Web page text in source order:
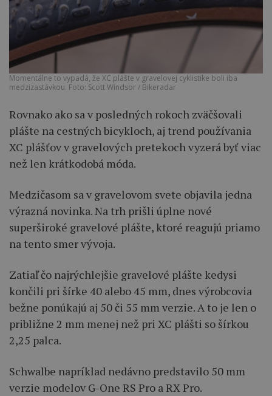
Momentálne to vypadá, že XC plášte v gravelovej cyklistike boli iba
medzizastávkou. Foto: Scott Windsor / Bikeradar
Rovnako ako sa v posledných rokoch zväčšovali
plášte na cestných bicykloch, aj trend používania
XC plášťov v gravelových pretekoch vyzerá byť viac
než len krátkodobá móda.
Medzičasom sa v gravelovom svete objavila jedna
výrazná novinka. Na trh prišli úplne nové
superširoké gravelové plášte, ktoré reagujú priamo
na tento smer vývoja.
Zatiaľ čo najrýchlejšie gravelové plášte kedysi
končili pri šírke 40 alebo 45 mm, dnes výrobcovia
bežne ponúkajú aj 50 či 55 mm verzie. A to je len o
približne 2 mm menej než pri XC plášti so šírkou
2,25 palca.
Schwalbe napríklad nedávno predstavilo 50 mm
verzie modelov G-One RS Pro a RX Pro.